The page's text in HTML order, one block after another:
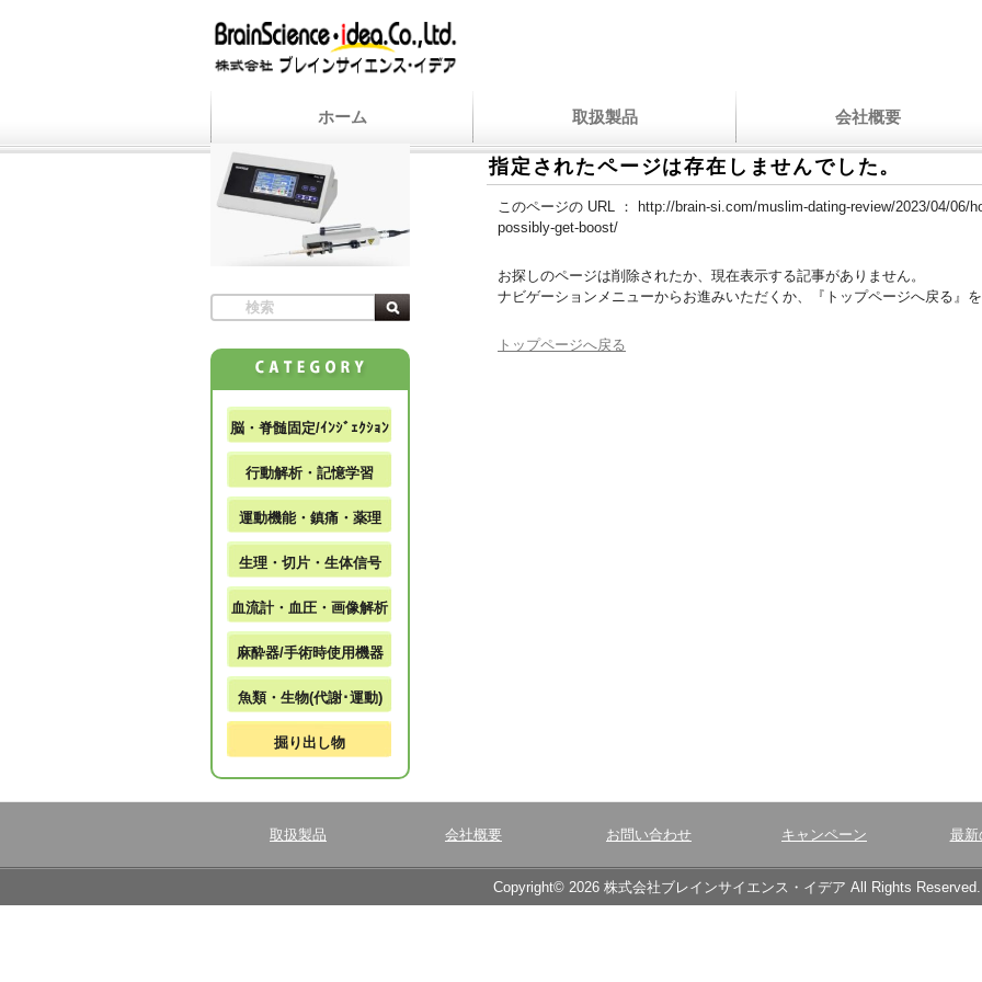
ホーム 取扱製品 会社概要
指定されたページは存在しませんでした。
このページの URL ：
http://brain-si.com/muslim-dating-review/2023/04/06/
possibly-get-boost/
お探しのページは削除されたか、現在表示する記事がありません。
ナビゲーションメニューからお進みいただくか、『トップページへ戻る』を
トップページへ戻る
脳・脊髄固定/ｲﾝｼﾞｪｸｼｮﾝ
行動解析・記憶学習
運動機能・鎮痛・薬理
生理・切片・生体信号
血流計・血圧・画像解析
麻酔器/手術時使用機器
魚類・生物(代謝･運動)
掘り出し物
取扱製品 会社概要 お問い合わせ キャンペーン 最新
Copyright© 2026 株式会社ブレインサイエンス・イデア All Rights Reserved.